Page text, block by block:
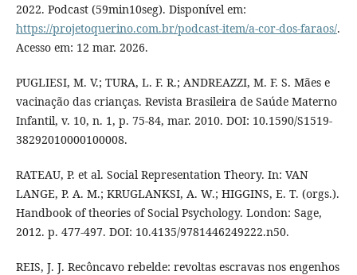
2022. Podcast (59min10seg). Disponível em:
https://projetoquerino.com.br/podcast-item/a-cor-dos-faraos/.
Acesso em: 12 mar. 2026.
PUGLIESI, M. V.; TURA, L. F. R.; ANDREAZZI, M. F. S. Mães e
vacinação das crianças. Revista Brasileira de Saúde Materno
Infantil, v. 10, n. 1, p. 75-84, mar. 2010. DOI: 10.1590/S1519-
38292010000100008.
RATEAU, P. et al. Social Representation Theory. In: VAN
LANGE, P. A. M.; KRUGLANKSI, A. W.; HIGGINS, E. T. (orgs.).
Handbook of theories of Social Psychology. London: Sage,
2012. p. 477-497. DOI: 10.4135/9781446249222.n50.
REIS, J. J. Recôncavo rebelde: revoltas escravas nos engenhos